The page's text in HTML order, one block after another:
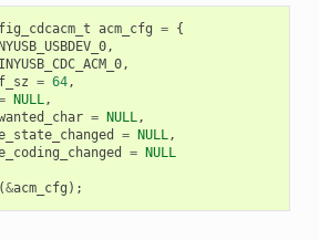
acm_cfg = {
,
,
= 64,
NULL,
= NULL,
= NULL,
=
NULL
(&acm_cfg );